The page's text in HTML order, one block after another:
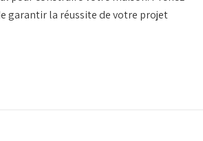
garantir la réussite de votre projet